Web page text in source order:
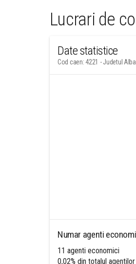
Lucrari de
Date statistice
Cod caen: 4221 - Judetul
Numar agenti
11 agenti economici
0,02% din totalul